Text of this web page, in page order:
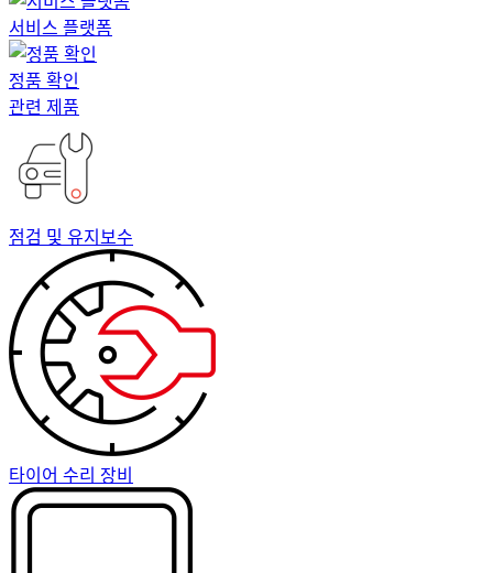
서비스 플랫폼
정품 확인
관련 제품
점검 및 유지보수
타이어 수리 장비